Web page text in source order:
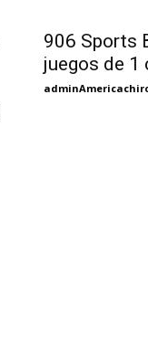
906 Sports
juegos de 1